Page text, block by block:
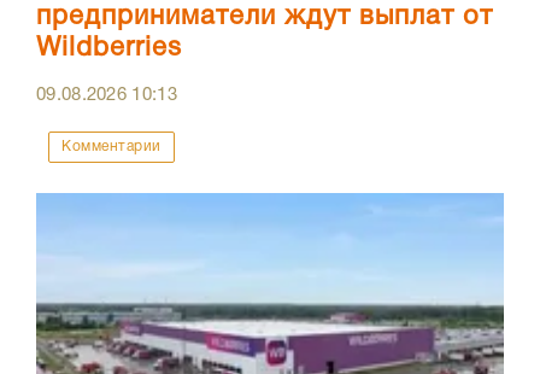
предприниматели ждут выплат от
Wildberries
09.08.2026 10:13
Комментарии